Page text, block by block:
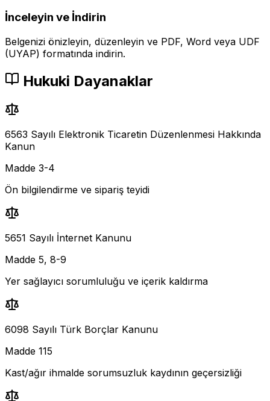
İnceleyin ve İndirin
Belgenizi önizleyin, düzenleyin ve PDF, Word veya UDF
(UYAP) formatında indirin.
Hukuki Dayanaklar
6563 Sayılı Elektronik Ticaretin Düzenlenmesi Hakkında
Kanun
Madde 3-4
Ön bilgilendirme ve sipariş teyidi
5651 Sayılı İnternet Kanunu
Madde 5, 8-9
Yer sağlayıcı sorumluluğu ve içerik kaldırma
6098 Sayılı Türk Borçlar Kanunu
Madde 115
Kast/ağır ihmalde sorumsuzluk kaydının geçersizliği